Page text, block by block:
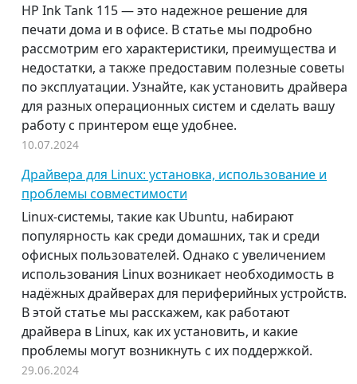
HP Ink Tank 115 — это надежное решение для
печати дома и в офисе. В статье мы подробно
рассмотрим его характеристики, преимущества и
недостатки, а также предоставим полезные советы
по эксплуатации. Узнайте, как установить драйвера
для разных операционных систем и сделать вашу
работу с принтером еще удобнее.
10.07.2024
Драйвера для Linux: установка, использование и
проблемы совместимости
Linux-системы, такие как Ubuntu, набирают
популярность как среди домашних, так и среди
офисных пользователей. Однако с увеличением
использования Linux возникает необходимость в
надёжных драйверах для периферийных устройств.
В этой статье мы расскажем, как работают
драйвера в Linux, как их установить, и какие
проблемы могут возникнуть с их поддержкой.
29.06.2024